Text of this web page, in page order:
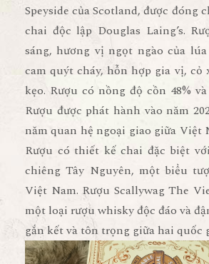
Speyside của Scotland, được đóng
chai độc lập Douglas Laing’s.
sáng, hương vị ngọt ngào của
cam quýt cháy, hỗn hợp gia vị, cỏ
kẹo. Rượu có nồng độ cồn 48%
Rượu được phát hành vào năm
năm quan hệ ngoại giao giữa Việt
Rượu có thiết kế chai đặc biệt
chiêng Tây Nguyên, một biểu
Việt Nam. Rượu Scallywag The
một loại rượu whisky độc đáo và
gắn kết và tôn trọng giữa hai quốc